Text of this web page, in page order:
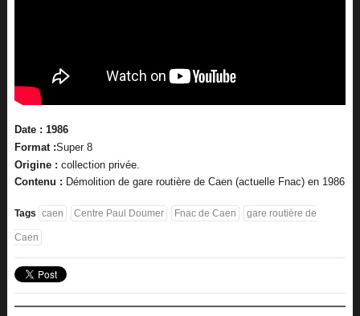
Date : 1986
Format :Super 8
Origine : collection privée.
Contenu : Démolition de gare routière de Caen (actuelle Fnac) en 1986
Tags caen Centre Paul Doumer Fnac de Caen gare routière de
Caen